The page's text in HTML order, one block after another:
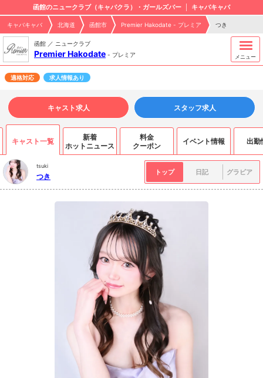
函館のニュークラブ（キャバクラ）・ガールズバー キャバキャバ
キャバキャバ 北海道 函館市 Premier Hakodate - プレミア つき
函館 ／ ニュークラブ
Premier Hakodate - プレミア メニュー
適格対応 求人情報あり
キャスト求人 スタッフ求人
キャスト一覧
新着
ホットニュース
料金
クーポン
イベント情報 出勤
tsuki
つき トップ 日記 グラビア